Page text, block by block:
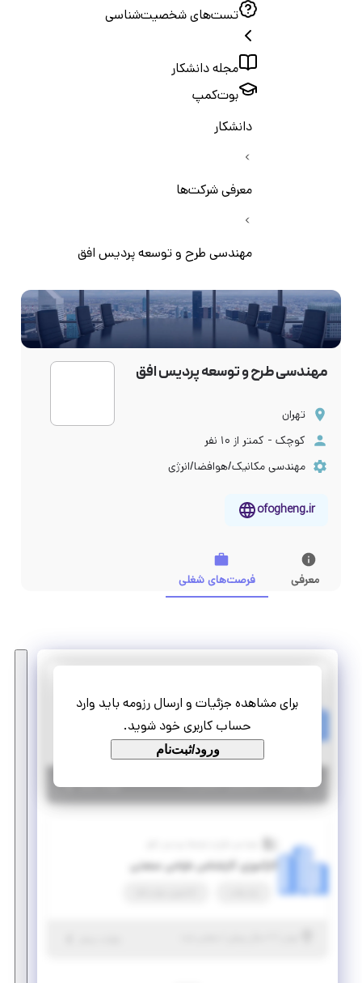
تست‌های شخصیت‌شناسی
مجله دانشکار
بوت‌کمپ
دانشکار
معرفی شرکت‌ها
مهندسی طرح و توسعه پردیس افق
مهندسی طرح و توسعه پردیس افق
تهران
کوچک - کمتر از ۱۰ نفر
مهندسی مکانیک/هوافضا/انرژی
ofogheng.ir
معرفی فرصت‌های شغلی
برای مشاهده جزئیات و ارسال رزومه باید وارد
حساب کاربری خود شوید.
ورود/ثبت‌نام
پروژه برنامه نویسی ++C و پرینتر سه بعدی
تمام وقت پروژه
تهران |۶ سال پیش | منقضی شده جزئیات بیشتر
کارآموزی کارشناس طراحی صنعتی